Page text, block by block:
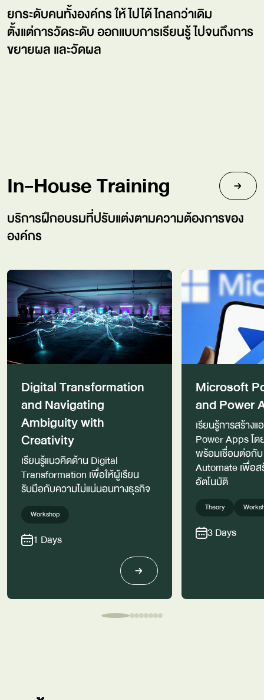
ยกระดับคนทั้งองค์กร ให้ไปได้ไกลกว่าเดิม
ตั้งแต่การวัดระดับ ออกแบบการเรียนรู้ ไปจนถึงการ
ขยายผล และวัดผล
In-House Training
บริการฝึกอบรมที่ปรับแต่งตามความต้องการของ
องค์กร
Digital Transformation
and Navigating
Ambiguity with
Creativity
เรียนรู้แนวคิดด้าน Digital
Transformation เพื่อให้ผู้เรียน
รับมือกับความไม่แน่นอนทางธุรกิจ
Workshop
1 Days
Microsoft
and Power
เรียนรู้การสร้าง
Power Apps โด
พร้อมเชื่อมต่อกั
Automate เพื่อส
อัตโนมัติ
Theory
3 Days